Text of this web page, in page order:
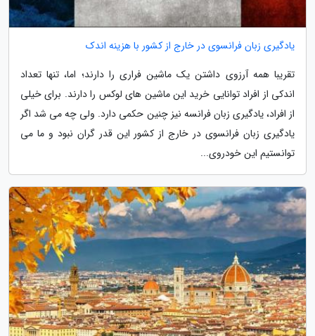
یادگیری زبان فرانسوی در خارج از کشور با هزینه اندک
تقریبا همه آرزوی داشتن یک ماشین فراری را دارند؛ اما، تنها تعداد
اندکی از افراد توانایی خرید این ماشین های لوکس را دارند. برای خیلی
از افراد، یادگیری زبان فرانسه نیز چنین حکمی دارد. ولی چه می شد اگر
یادگیری زبان فرانسوی در خارج از کشور این قدر گران نبود و ما می
توانستیم این خودروی...